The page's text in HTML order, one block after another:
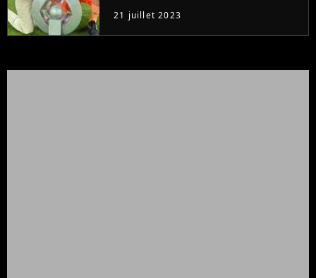
21 juillet 2023